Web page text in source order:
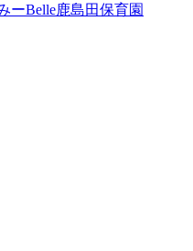
ーBelle鹿島田保育園